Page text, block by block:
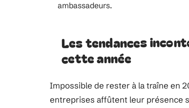
ambassadeurs.
Les tendances
cette année
Impossible de rester à la traîne en
entreprises affûtent leur présence